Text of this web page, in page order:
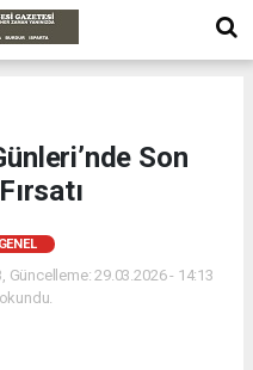
Son
Güncelleme: 29.03.2026 - 14:13